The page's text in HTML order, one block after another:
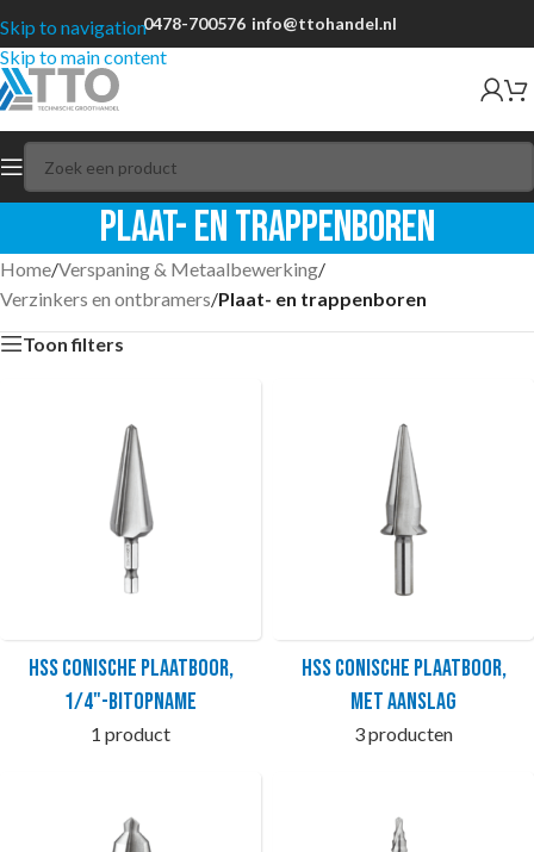
Skip to navigation
Skip to main content
0478-700576 info@ttohandel.nl
Plaat- en trappenboren
Home/Verspaning & Metaalbewerking/
Verzinkers en ontbramers/Plaat- en trappenboren
Toon filters
HSS Conische plaatboor,
1/4"-bitopname
1 product
HSS Conische plaatboor,
met aanslag
3 producten